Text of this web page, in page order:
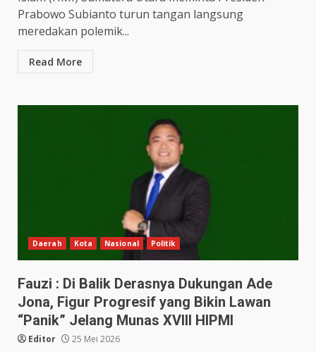
Prabowo Subianto turun tangan langsung
meredakan polemik...
Read More
Daerah Kota Nasional Politik
Fauzi : Di Balik Derasnya Dukungan Ade
Jona, Figur Progresif yang Bikin Lawan
“Panik” Jelang Munas XVIII HIPMI
Editor 25 Mei 2026